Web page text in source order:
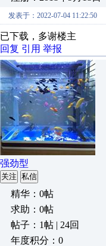
发表于：2022-07-04 11:22:50
已下载，多谢楼主
回复 引用 举报
强劲型
关注 私信
精华：0帖
求助：0帖
帖子：1帖 | 24回
年度积分：0